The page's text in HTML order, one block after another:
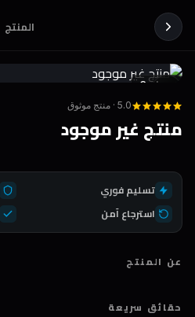
المنتج
Coda
5.0 · منتج موثوق
منتج غير موجود
تسليم فوري
استرجاع آمن
عن المنتج
حقائق سريعة